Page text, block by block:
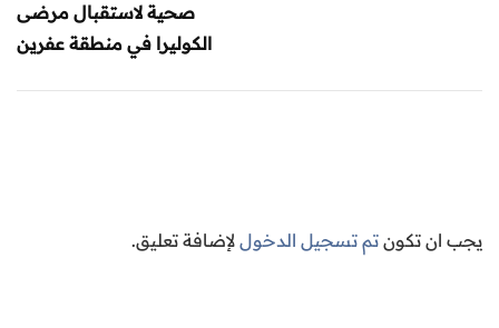
صحية لاستقبال مرضى
الكوليرا في منطقة عفرين
يجب ان تكون تم تسجيل الدخول لإضافة تعليق.